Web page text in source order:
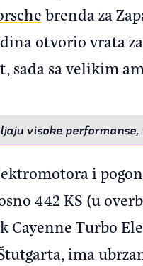
brenda za
otvorio vrata
sada sa velikim
visoke
i
442 KS (u
Cayenne Turbo
ima